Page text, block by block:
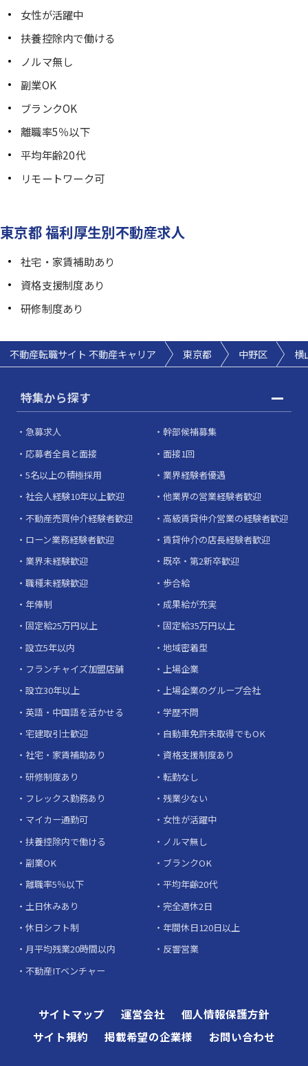
女性が活躍中
扶養控除内で働ける
ノルマ無し
副業OK
ブランクOK
離職率5％以下
平均年齢20代
リモートワーク可
東京都 福利厚生別不動産求人
社宅・家賃補助あり
資格支援制度あり
研修制度あり
不動産転職サイト 不動産キャリア 東京都 中野区 横
特集から探す
急募求人
幹部候補募集
応募者全員と面接
面接1回
5名以上の積極採用
業界経験者優遇
社会人経験10年以上歓迎
他業界の営業経験者歓迎
不動産売買仲介経験者歓迎
高級賃貸仲介営業の経験者歓迎
ローン業務経験者歓迎
賃貸仲介の店長経験者歓迎
業界未経験歓迎
既卒・第2新卒歓迎
職種未経験歓迎
歩合給
年俸制
成果給が充実
固定給25万円以上
固定給35万円以上
設立5年以内
地域密着型
フランチャイズ加盟店舗
上場企業
設立30年以上
上場企業のグループ会社
英語・中国語を活かせる
学歴不問
宅建取引士歓迎
自動車免許未取得でもOK
社宅・家賃補助あり
資格支援制度あり
研修制度あり
転勤なし
フレックス勤務あり
残業少ない
マイカー通勤可
女性が活躍中
扶養控除内で働ける
ノルマ無し
副業OK
ブランクOK
離職率5％以下
平均年齢20代
土日休みあり
完全週休2日
休日シフト制
年間休日120日以上
月平均残業20時間以内
反響営業
不動産ITベンチャー
サイトマップ 運営会社
個人情報保護方針
サイト規約
掲載希望の企業様 お問い合わせ